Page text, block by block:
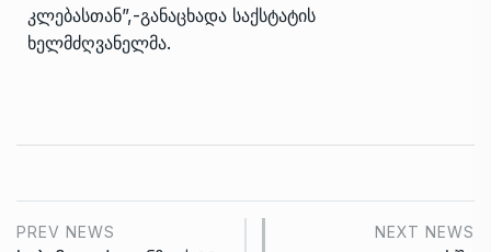
კლებასთან”,-განაცხადა საქსტატის
ხელმძღვანელმა.
PREV NEWS NEXT NEWS